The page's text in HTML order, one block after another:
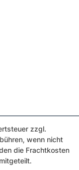
zzgl.
wenn nicht
die Frachtkosten